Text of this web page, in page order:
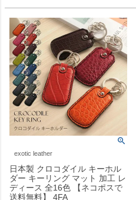
exotic leather
日本製 クロコダイル キーホル
ダー キーリング マット 加工 レ
ディース 全16色 【ネコポスで
送料無料】 4FA